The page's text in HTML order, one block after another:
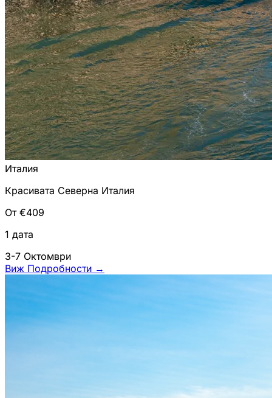
Италия
Красивата Северна Италия
От €409
1 дата
3-7 Октомври
Виж Подробности →